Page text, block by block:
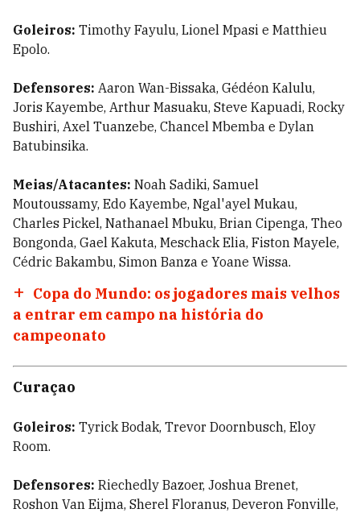
Goleiros: Timothy Fayulu, Lionel Mpasi e Matthieu
Epolo.
Defensores: Aaron Wan-Bissaka, Gédéon Kalulu,
Joris Kayembe, Arthur Masuaku, Steve Kapuadi, Rocky
Bushiri, Axel Tuanzebe, Chancel Mbemba e Dylan
Batubinsika.
Meias/Atacantes: Noah Sadiki, Samuel
Moutoussamy, Edo Kayembe, Ngal'ayel Mukau,
Charles Pickel, Nathanael Mbuku, Brian Cipenga, Theo
Bongonda, Gael Kakuta, Meschack Elia, Fiston Mayele,
Cédric Bakambu, Simon Banza e Yoane Wissa.
Copa do Mundo: os jogadores mais velhos
a entrar em campo na história do
campeonato
Curaçao
Goleiros: Tyrick Bodak, Trevor Doornbusch, Eloy
Room.
Defensores: Riechedly Bazoer, Joshua Brenet,
Roshon Van Eijma, Sherel Floranus, Deveron Fonville,